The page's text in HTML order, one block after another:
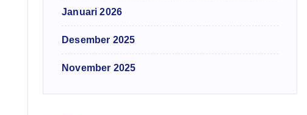
Januari 2026
Desember 2025
November 2025